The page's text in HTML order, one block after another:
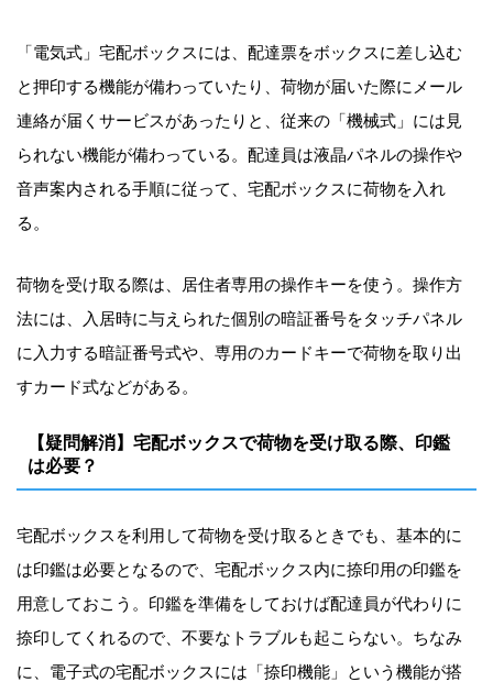
「電気式」宅配ボックスには、配達票をボックスに差し込む
と押印する機能が備わっていたり、荷物が届いた際にメール
連絡が届くサービスがあったりと、従来の「機械式」には見
られない機能が備わっている。配達員は液晶パネルの操作や
音声案内される手順に従って、宅配ボックスに荷物を入れ
る。
荷物を受け取る際は、居住者専用の操作キーを使う。操作方
法には、入居時に与えられた個別の暗証番号をタッチパネル
に入力する暗証番号式や、専用のカードキーで荷物を取り出
すカード式などがある。
【疑問解消】宅配ボックスで荷物を受け取る際、印鑑
は必要？
宅配ボックスを利用して荷物を受け取るときでも、基本的に
は印鑑は必要となるので、宅配ボックス内に捺印用の印鑑を
用意しておこう。印鑑を準備をしておけば配達員が代わりに
捺印してくれるので、不要なトラブルも起こらない。ちなみ
に、電子式の宅配ボックスには「捺印機能」という機能が搭